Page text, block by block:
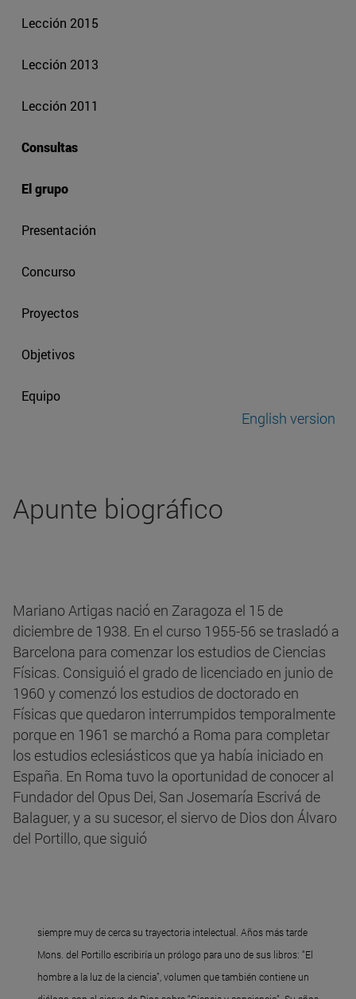
Lección 2015
Lección 2013
Lección 2011
Consultas
El grupo
Presentación
Concurso
Proyectos
Objetivos
Equipo
English version
Apunte biográfico
Mariano Artigas nació en Zaragoza el 15 de
diciembre de 1938. En el curso 1955-56 se trasladó a
Barcelona para comenzar los estudios de Ciencias
Físicas. Consiguió el grado de licenciado en junio de
1960 y comenzó los estudios de doctorado en
Físicas que quedaron interrumpidos temporalmente
porque en 1961 se marchó a Roma para completar
los estudios eclesiásticos que ya había iniciado en
España. En Roma tuvo la oportunidad de conocer al
Fundador del Opus Dei, San Josemaría Escrivá de
Balaguer, y a su sucesor, el siervo de Dios don Álvaro
del Portillo, que siguió
siempre muy de cerca su trayectoria intelectual. Años más tarde
Mons. del Portillo escribiría un prólogo para uno de sus libros: “El
hombre a la luz de la ciencia”, volumen que también contiene un